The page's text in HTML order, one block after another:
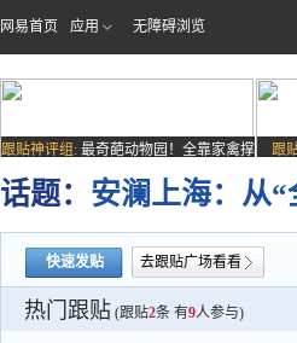
网易首页 应用 无障碍浏览
跟贴神评组: 最奇葩动物园！全靠家禽撑
场子
跟
话题： 安澜上海：从
快速发贴 去跟贴广场看看
热门跟贴 (跟贴2条 有9人参与)